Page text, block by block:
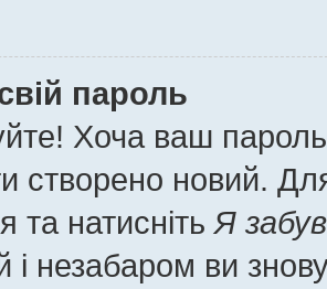
пароль
Хоча ваш
створено новий.
та натисніть Я
і незабаром ви